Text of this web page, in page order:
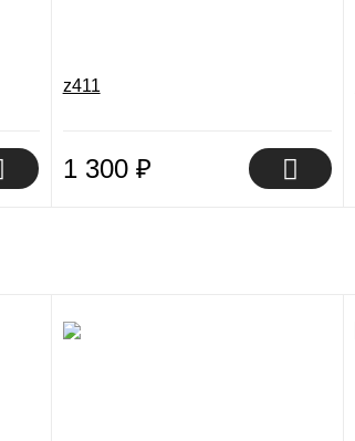
z411
1 300 ₽